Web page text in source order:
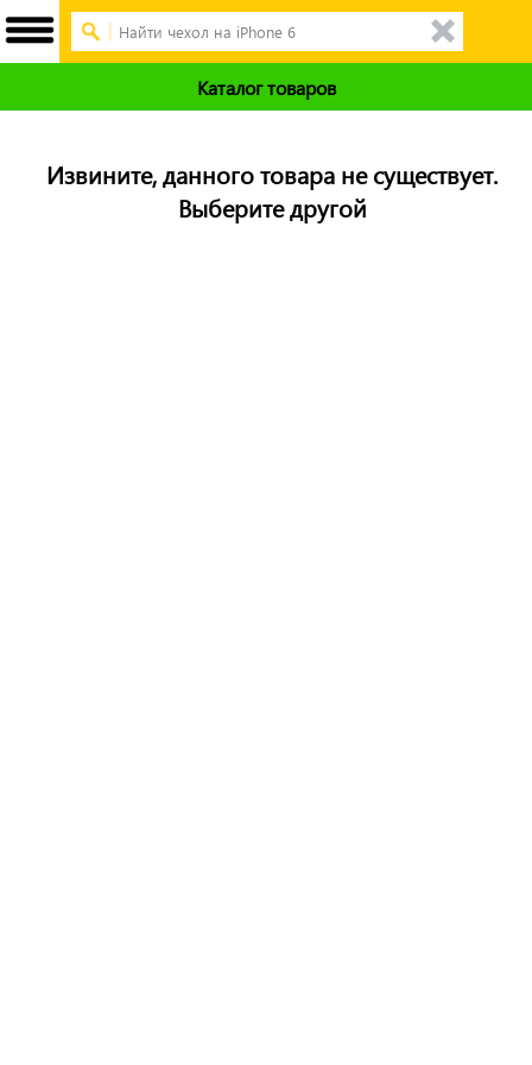
Каталог товаров
Извините, данного товара не существует.
Выберите другой